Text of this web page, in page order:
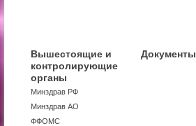
Вышестоящие и
контролирующие
органы
Минздрав РФ
Минздрав АО
ФФОМС
Документы